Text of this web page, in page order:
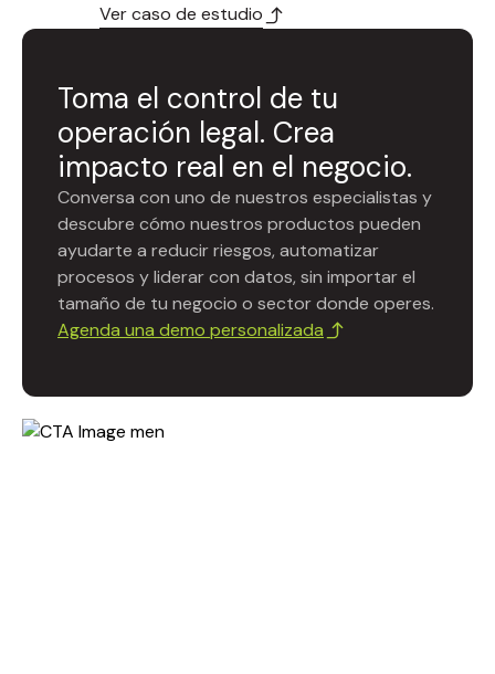
Ver caso de estudio
Toma el control de tu
operación legal. Crea
impacto real en el negocio.
Conversa con uno de nuestros especialistas y
descubre cómo nuestros productos pueden
ayudarte a reducir riesgos, automatizar
procesos y liderar con datos, sin importar el
tamaño de tu negocio o sector donde operes.
Agenda una demo personalizada